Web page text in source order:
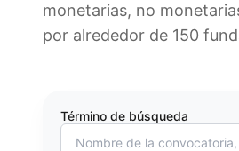
monetarias, no
por alrededor de 150
Término de búsqueda